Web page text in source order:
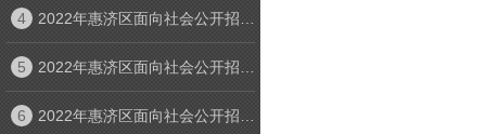
4 2022年惠济区面向社会公开招聘中小学幼儿园教师线上面试入口
5 2022年惠济区面向社会公开招聘中小学幼儿园教师线上笔试考生须知及操作手册
6 2022年惠济区面向社会公开招聘中小学幼儿园教师线上面试考生须知及操作手册